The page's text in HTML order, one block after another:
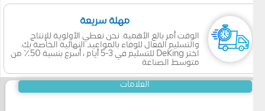
مهلة سريعة
الوقت أمر بالغ الأهمية. نحن نعطي الأولوية للإنتاج
والتسليم الفعال للوفاء بالمواعيد النهائية الخاصة بك.
اختر DeKing للتسليم في 3-5 أيام ، أسرع بنسبة 50٪ من
متوسط الصناعة
العلامات